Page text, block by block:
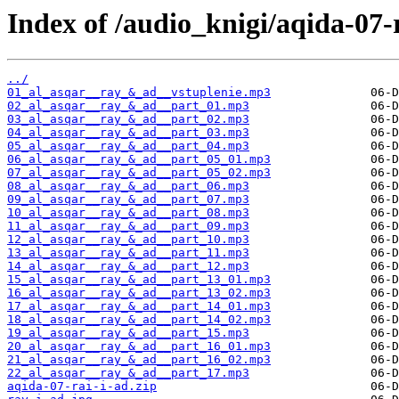
Index of /audio_knigi/aqida-
../
01_al_asqar__ray_&_ad__vstuplenie.mp3
02_al_asqar__ray_&_ad__part_01.mp3
03_al_asqar__ray_&_ad__part_02.mp3
04_al_asqar__ray_&_ad__part_03.mp3
05_al_asqar__ray_&_ad__part_04.mp3
06_al_asqar__ray_&_ad__part_05_01.mp3
07_al_asqar__ray_&_ad__part_05_02.mp3
08_al_asqar__ray_&_ad__part_06.mp3
09_al_asqar__ray_&_ad__part_07.mp3
10_al_asqar__ray_&_ad__part_08.mp3
11_al_asqar__ray_&_ad__part_09.mp3
12_al_asqar__ray_&_ad__part_10.mp3
13_al_asqar__ray_&_ad__part_11.mp3
14_al_asqar__ray_&_ad__part_12.mp3
15_al_asqar__ray_&_ad__part_13_01.mp3
16_al_asqar__ray_&_ad__part_13_02.mp3
17_al_asqar__ray_&_ad__part_14_01.mp3
18_al_asqar__ray_&_ad__part_14_02.mp3
19_al_asqar__ray_&_ad__part_15.mp3
20_al_asqar__ray_&_ad__part_16_01.mp3
21_al_asqar__ray_&_ad__part_16_02.mp3
22_al_asqar__ray_&_ad__part_17.mp3
aqida-07-rai-i-ad.zip